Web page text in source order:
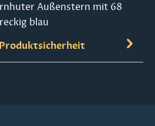
Außenstern mit 68
blau